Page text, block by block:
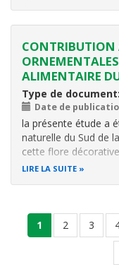
CONTRIBUTION
ALIMENTAIRE
Type de document
Date de
la présente étude a
naturelle du Sud de
cette flore
à usage alimentaire
LIRE LA SUITE
Pagination
page
courante
1 page
2 page
3